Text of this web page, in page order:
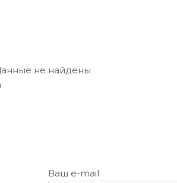
не найдены
Ваш e-mail